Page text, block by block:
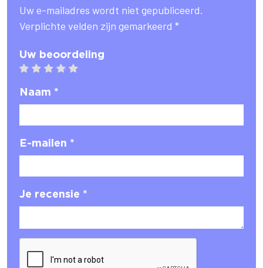
Uw e-mailadres wordt niet gepubliceerd.
Verplichte velden zijn gemarkeerd *
Uw beoordeling
5 stars
4 stars
3 stars
2 stars
1 star
Naam *
E-mailen *
Je recensie *